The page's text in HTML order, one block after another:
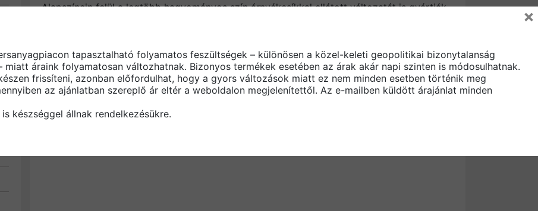
Alapszínein felül a legtöbb hagyományos szín árnyékcsíkkal ellátott változatát is gyártják,
zsindelytípusnak, hogy függőleges falra, „kutyaólra”, manzárd ablak oldalára, tűzfalra is
szegezhető.
tapasztalható folyamatos feszültségek – különösen a közel-keleti geopolitikai bizonytalanság
áraink folyamatosan változhatnak. Bizonyos termékek esetében az árak akár napi szinten is módosulhatnak.
frissíteni, azonban előfordulhat, hogy a gyors változások miatt ez nem minden esetben történik meg
az ajánlatban szereplő ár eltér a weboldalon megjelenítettől. Az e-mailben küldött árajánlat minden
készséggel állnak rendelkezésükre.
×